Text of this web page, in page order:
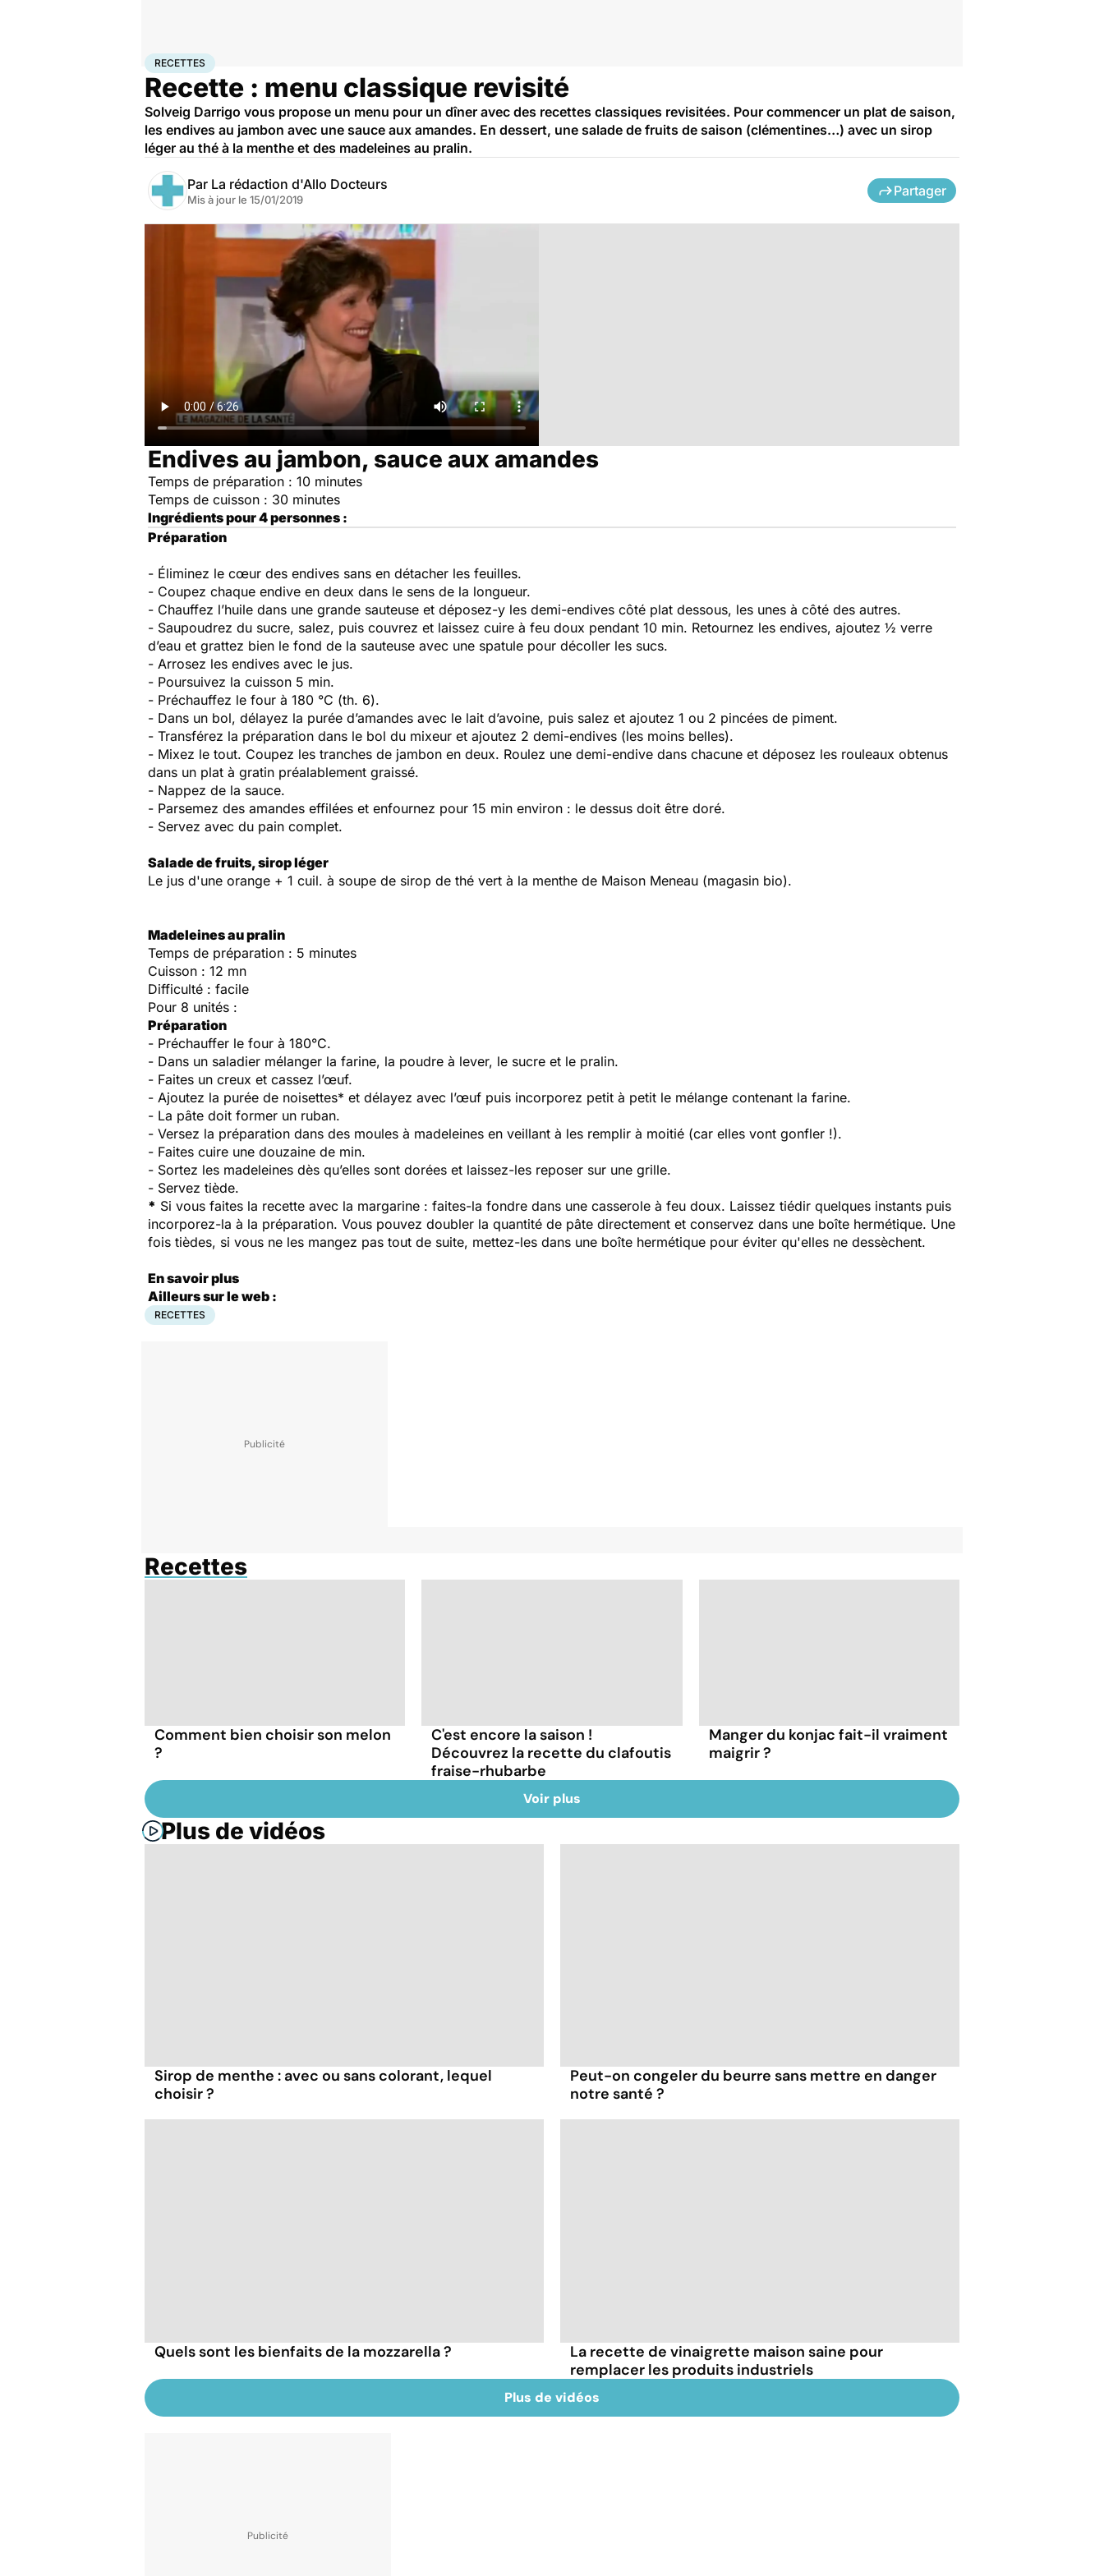
AccueilSanté Recettes
RECETTES
Recette : menu classique revisité
Solveig Darrigo vous propose un menu pour un dîner avec des recettes classiques revisitées. Pour commencer un plat de saison,
les endives au jambon avec une sauce aux amandes. En dessert, une salade de fruits de saison (clémentines…) avec un sirop
léger au thé à la menthe et des madeleines au pralin.
Par La rédaction d'Allo Docteurs
Mis à jour le 15/01/2019
Partager
Endives au jambon, sauce aux amandes
Temps de préparation : 10 minutes
Temps de cuisson : 30 minutes
Ingrédients pour 4 personnes :
Préparation
- Éliminez le cœur des endives sans en détacher les feuilles.
- Coupez chaque endive en deux dans le sens de la longueur.
- Chauffez l’huile dans une grande sauteuse et déposez-y les demi-endives côté plat dessous, les unes à côté des autres.
- Saupoudrez du sucre, salez, puis couvrez et laissez cuire à feu doux pendant 10 min. Retournez les endives, ajoutez ½ verre
d’eau et grattez bien le fond de la sauteuse avec une spatule pour décoller les sucs.
- Arrosez les endives avec le jus.
- Poursuivez la cuisson 5 min.
- Préchauffez le four à 180 °C (th. 6).
- Dans un bol, délayez la purée d’amandes avec le lait d’avoine, puis salez et ajoutez 1 ou 2 pincées de piment.
- Transférez la préparation dans le bol du mixeur et ajoutez 2 demi-endives (les moins belles).
- Mixez le tout. Coupez les tranches de jambon en deux. Roulez une demi-endive dans chacune et déposez les rouleaux obtenus
dans un plat à gratin préalablement graissé.
- Nappez de la sauce.
- Parsemez des amandes effilées et enfournez pour 15 min environ : le dessus doit être doré.
- Servez avec du pain complet.
Salade de fruits, sirop léger
Le jus d'une orange + 1 cuil. à soupe de sirop de thé vert à la menthe de Maison Meneau (magasin bio).
Madeleines au pralin
Temps de préparation : 5 minutes
Cuisson : 12 mn
Difficulté : facile
Pour 8 unités :
Préparation
- Préchauffer le four à 180°C.
- Dans un saladier mélanger la farine, la poudre à lever, le sucre et le pralin.
- Faites un creux et cassez l’œuf.
- Ajoutez la purée de noisettes* et délayez avec l’œuf puis incorporez petit à petit le mélange contenant la farine.
- La pâte doit former un ruban.
- Versez la préparation dans des moules à madeleines en veillant à les remplir à moitié (car elles vont gonfler !).
- Faites cuire une douzaine de min.
- Sortez les madeleines dès qu’elles sont dorées et laissez-les reposer sur une grille.
- Servez tiède.
* Si vous faites la recette avec la margarine : faites-la fondre dans une casserole à feu doux. Laissez tiédir quelques instants puis
incorporez-la à la préparation. Vous pouvez doubler la quantité de pâte directement et conservez dans une boîte hermétique. Une
fois tièdes, si vous ne les mangez pas tout de suite, mettez-les dans une boîte hermétique pour éviter qu'elles ne dessèchent.
En savoir plus
Ailleurs sur le web :
RECETTES
Recettes
Comment bien choisir son melon
?
C'est encore la saison !
Découvrez la recette du clafoutis
fraise-rhubarbe
Manger du konjac fait-il vraiment
maigrir ?
Voir plus
Plus de vidéos
Sirop de menthe : avec ou sans colorant, lequel
choisir ?
Peut-on congeler du beurre sans mettre en danger
notre santé ?
Quels sont les bienfaits de la mozzarella ?
La recette de vinaigrette maison saine pour
remplacer les produits industriels
Plus de vidéos